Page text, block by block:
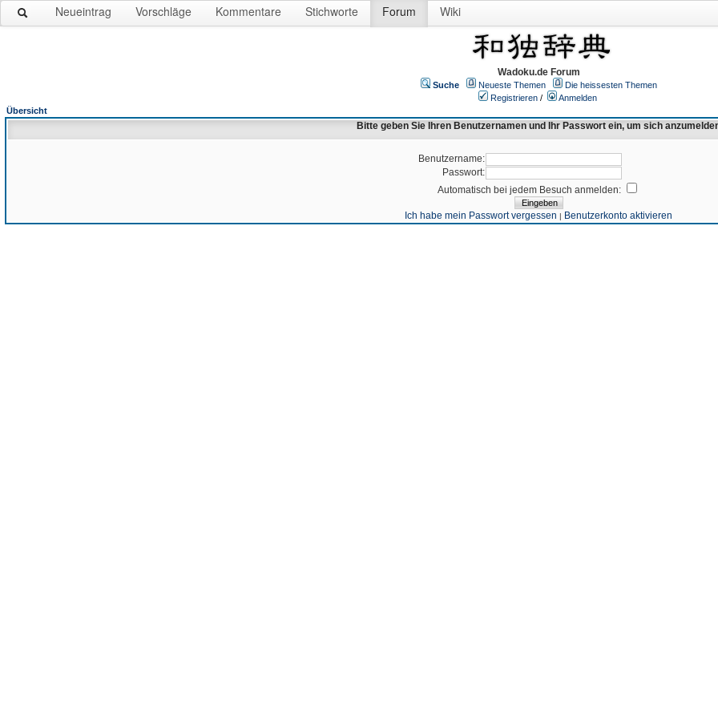
Neueintrag Vorschläge Kommentare Stichworte Forum Wiki
Wadoku.de Forum
Suche Neueste Themen
Die heissesten Themen
Registrieren /
Anmelden
Übersicht
Bitte geben Sie Ihren Benutzernamen und Ihr Passwort ein, um sich
Benutzername:
Passwort:
Automatisch bei jedem Besuch anmelden:
Ich habe mein Passwort vergessen | Benutzerkonto aktivieren